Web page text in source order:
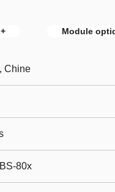
Module
Chine
80x